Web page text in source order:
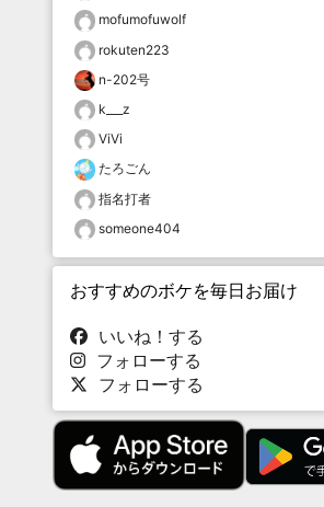
mofumofuwolf
rokuten223
n-202号
k___z
ViVi
たろごん
指名打者
someone404
おすすめのボケを毎日お届け
いいね！する
フォローする
フォローする